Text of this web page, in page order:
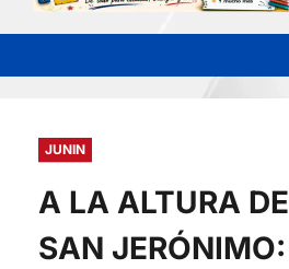
JUNIN
A LA ALTURA DE
SAN JERÓNIMO: